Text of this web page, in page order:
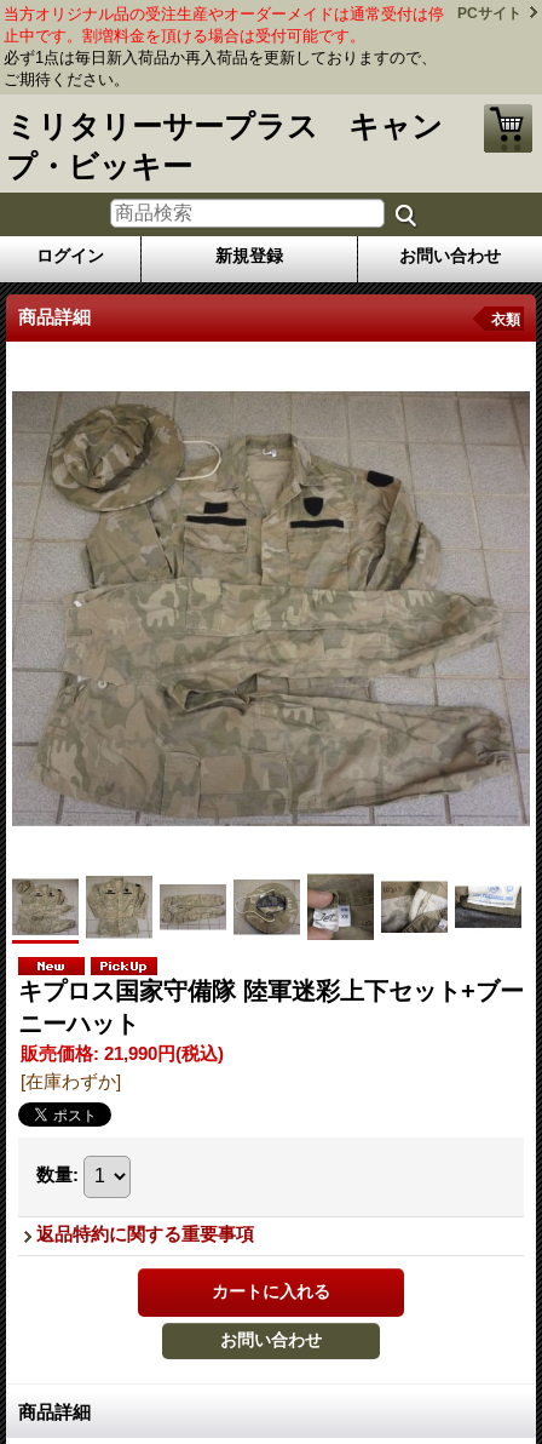
当方オリジナル品の受注生産やオーダーメイドは通常受付は停
止中です。割増料金を頂ける場合は受付可能です。
必ず1点は毎日新入荷品か再入荷品を更新しておりますので、
ご期待ください。
PCサイト
ミリタリーサープラス キャン
プ・ビッキー
ログイン 新規登録 お問い合わせ
商品詳細 衣類
キプロス国家守備隊 陸軍迷彩上下セット+ブー
ニーハット
販売価格: 21,990円(税込)
[在庫わずか]
数量:
返品特約に関する重要事項
商品詳細